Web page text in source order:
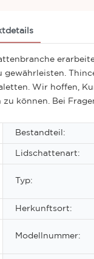
Wir hoffen,
können. Bei
Bestandteil:
Lidschattenart:
Typ:
Herkunftsort:
Modellnummer: